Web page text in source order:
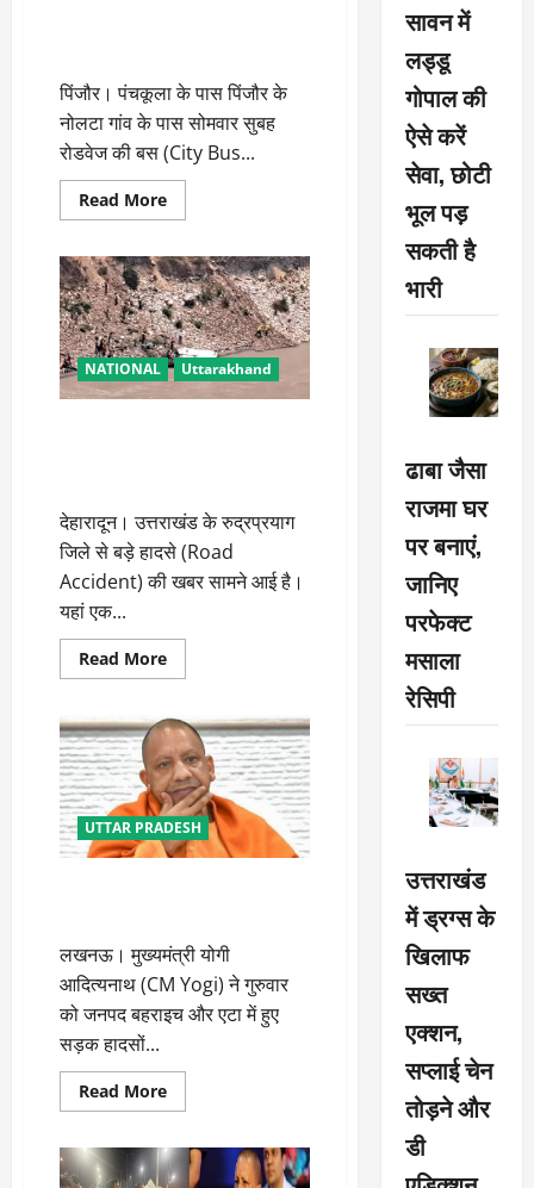
पिंजौर। पंचकूला के पास पिंजौर के
नोलटा गांव के पास सोमवार सुबह
रोडवेज की बस (City Bus...
Read MoreRead
more
में
बड़ा
हादसा,
बेकाबू
होकर
पलटी
ओवरलोड
सिटी
बस,
NATIONAL Uttarakhand
देहारादून। उत्तराखंड के रुद्रप्रयाग
जिले से बड़े हादसे (Road
Accident) की खबर सामने आई है।
यहां एक...
Read MoreRead
more
हाईवे
पर
टैंपो
ट्रैवलर
अलकनंदा
में
गिरा,
नौ
यात्रियों
UTTAR PRADESH
लखनऊ। मुख्यमंत्री योगी
आदित्यनाथ (CM Yogi) ने गुरुवार
को जनपद बहराइच और एटा में हुए
सड़क हादसों...
Read MoreRead
more
ने
एटा
सावन में
लड्डू
गोपाल की
ऐसे करें
सेवा, छोटी
भूल पड़
सकती है
भारी
ढाबा जैसा
राजमा घर
पर बनाएं,
जानिए
परफेक्ट
मसाला
रेसिपी
उत्तराखंड
में ड्रग्स के
खिलाफ
सख्त
एक्शन,
सप्लाई चेन
तोड़ने और
डी